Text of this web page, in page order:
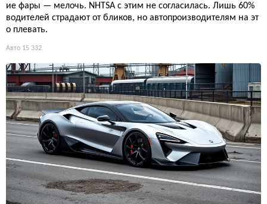
ие фары — мелочь. NHTSA с этим не согласилась. Лишь 60%
водителей страдают от бликов, но автопроизводителям на эт
о плевать.
Авто 15 332